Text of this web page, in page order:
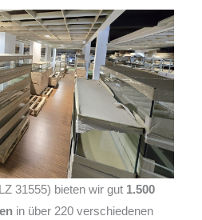
31555) bieten wir gut 1.500
in über 220 verschiedenen